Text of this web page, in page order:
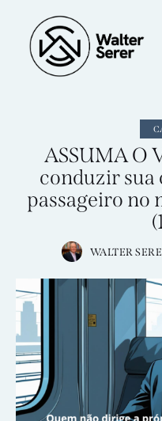
ASSUMA O
conduzir sua
passageiro no
WALTER